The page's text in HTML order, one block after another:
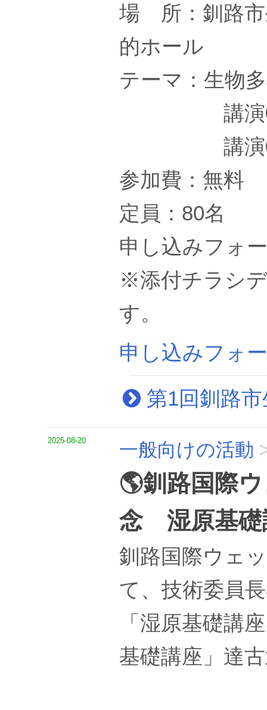
場 所：釧路
的ホール
テーマ：生物
講演①生
講演②自然
参加費：無料
定員：80名
申し込みフォ
※添付チラシ
す。
申し込みフォ
第1回釧路
2025-08-20 一般向けの活動
🌎釧路国際
念 湿原基
釧路国際ウェ
て、技術委員
「湿原基礎講
基礎講座」達